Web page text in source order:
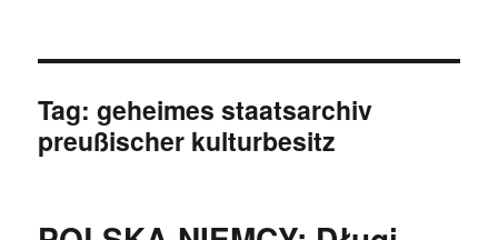
Tag:geheimes staatsarchiv
preußischer kulturbesitz